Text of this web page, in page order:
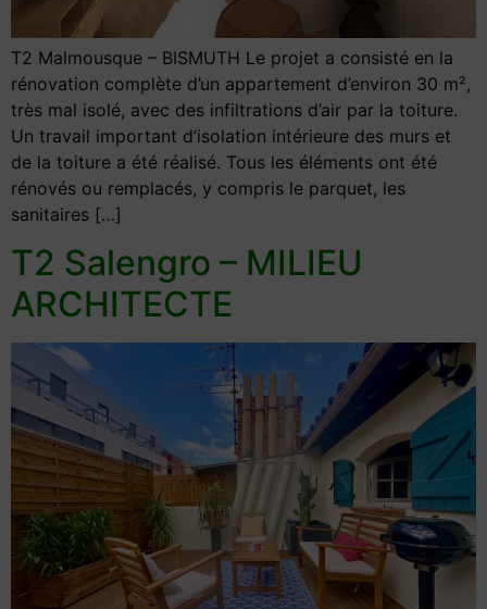
T2 Malmousque – BISMUTH Le projet a consisté en la
rénovation complète d’un appartement d’environ 30 m²,
très mal isolé, avec des infiltrations d’air par la toiture.
Un travail important d’isolation intérieure des murs et
de la toiture a été réalisé. Tous les éléments ont été
rénovés ou remplacés, y compris le parquet, les
sanitaires […]
T2 Salengro – MILIEU
ARCHITECTE